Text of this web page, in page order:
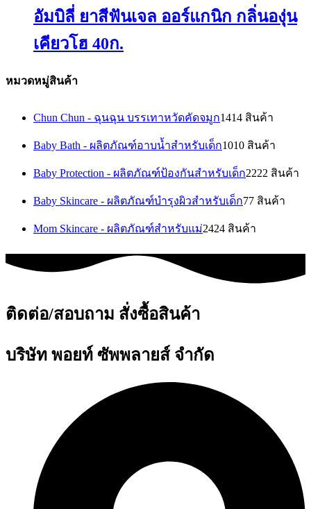
อัมบิลี่ ยาสีฟันเจล ออร์แกนิก กลิ่นองุ่น
เคียวโฮ 40ก.
หมวดหมู่สินค้า
Chun Chun - ฉุนฉุน บรรเทาหวัดคัดจมูก1414 สินค้า
Baby Bath - ผลิตภัณฑ์อาบน้ำสำหรับเด็ก1010 สินค้า
Baby Protection - ผลิตภัณฑ์ป้องกันสำหรับเด็ก2222 สินค้า
Baby Skincare - ผลิตภัณฑ์บำรุงผิวสำหรับเด็ก77 สินค้า
Mom Skincare - ผลิตภัณฑ์สำหรับแม่2424 สินค้า
ติดต่อ/สอบถาม สั่งซื้อสินค้า
บริษัท พอยท์ ซัพพลายส์ จำกัด